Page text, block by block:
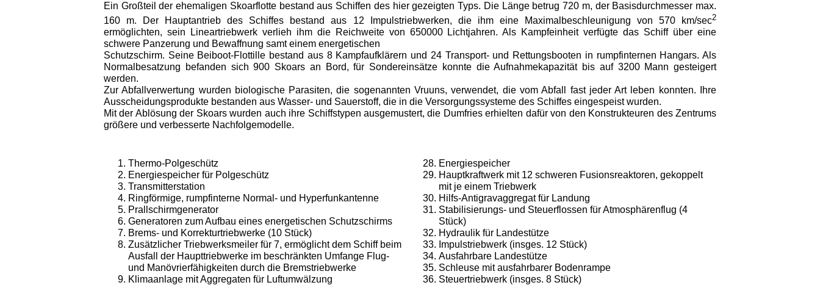
Ein Großteil der ehemaligen Skoarflotte bestand aus Schiffen des hier gezeigten Typs. Die Länge betrug 720 m, der Basis­durchmesser max.
160 m. Der Hauptantrieb des Schiffes bestand aus 12 Impulstriebwerken, die ihm eine Maximal­beschleunigung von 570 km/sec2
ermöglichten, sein Linear­triebwerk verlieh ihm die Reichweite von 650000 Lichtjahren. Als Kampfeinheit verfügte das Schiff über eine
schwere Panzerung und Bewaffnung samt einem energetischen
Schutzschirm. Seine Beiboot-Flottille bestand aus 8 Kampf­aufklärern und 24 Transport- und Rettungsbooten in rumpf­internen Hangars. Als
Normalbesatzung befanden sich 900 Skoars an Bord, für Sondereinsätze konnte die Aufnahme­kapazität bis auf 3200 Mann gesteigert
werden.
Zur Abfallverwertung wurden biologische Parasiten, die soge­nannten Vruuns, verwendet, die vom Abfall fast jeder Art leben konnten. Ihre
Ausscheidungsprodukte bestanden aus Was­ser- und Sauerstoff, die in die Versorgungssysteme des Schiffes eingespeist wurden.
Mit der Ablösung der Skoars wurden auch ihre Schiffstypen ausgemustert, die Dumfries erhielten dafür von den Kon­strukteuren des Zentrums
größere und verbesserte Nach­folgemodelle.
Thermo-Polgeschütz
Energiespeicher für Polgeschütz
Transmitterstation
Ringförmige, rumpfinterne Normal- und Hyperfunkan­tenne
Prallschirmgenerator
Generatoren zum Aufbau eines energetischen Schutz­schirms
Brems- und Korrekturtriebwerke (10 Stück)
Zusätzlicher Triebwerksmeiler für 7, ermöglicht dem Schiff beim
Ausfall der Haupttriebwerke im beschränkten Umfange Flug-
und Manövrierfähigkeiten durch die Bremstriebwerke
Klimaanlage mit Aggregaten für Luftumwälzung
Energiespeicher
Hauptkraftwerk mit 12 schweren Fusionsreaktoren, ge­koppelt
mit je einem Triebwerk
Hilfs-Antigravaggregat für Landung
Stabilisierungs- und Steuerflossen für Atmosphärenflug (4
Stück)
Hydraulik für Landestütze
Impulstriebwerk (insges. 12 Stück)
Ausfahrbare Landestütze
Schleuse mit ausfahrbarer Bodenrampe
Steuertriebwerk (insges. 8 Stück)